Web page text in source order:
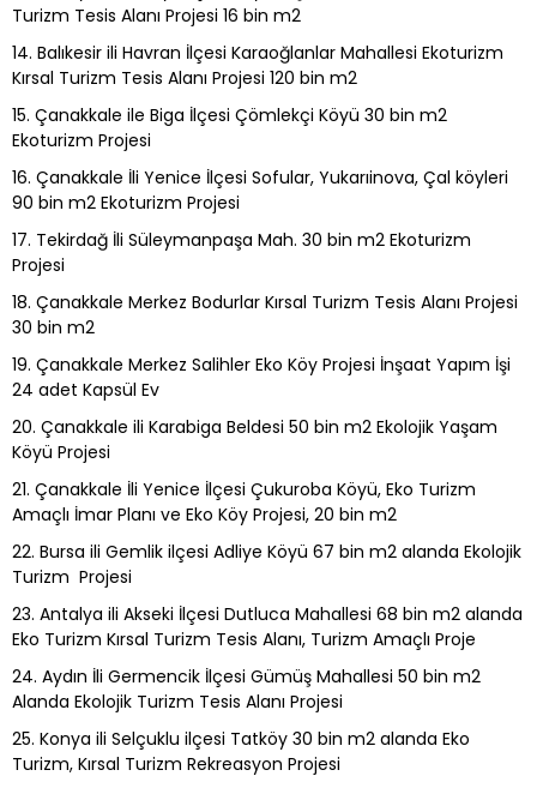
Turizm Tesis Alanı Projesi 16 bin m2
14. Balıkesir ili Havran İlçesi Karaoğlanlar Mahallesi Ekoturizm
Kırsal Turizm Tesis Alanı Projesi 120 bin m2
15. Çanakkale ile Biga İlçesi Çömlekçi Köyü 30 bin m2
Ekoturizm Projesi
16. Çanakkale İli Yenice İlçesi Sofular, Yukarıinova, Çal köyleri
90 bin m2 Ekoturizm Projesi
17. Tekirdağ İli Süleymanpaşa Mah. 30 bin m2 Ekoturizm
Projesi
18. Çanakkale Merkez Bodurlar Kırsal Turizm Tesis Alanı Projesi
30 bin m2
19. Çanakkale Merkez Salihler Eko Köy Projesi İnşaat Yapım İşi
24 adet Kapsül Ev
20. Çanakkale ili Karabiga Beldesi 50 bin m2 Ekolojik Yaşam
Köyü Projesi
21. Çanakkale İli Yenice İlçesi Çukuroba Köyü, Eko Turizm
Amaçlı İmar Planı ve Eko Köy Projesi, 20 bin m2
22. Bursa ili Gemlik ilçesi Adliye Köyü 67 bin m2 alanda Ekolojik
Turizm Projesi
23. Antalya ili Akseki İlçesi Dutluca Mahallesi 68 bin m2 alanda
Eko Turizm Kırsal Turizm Tesis Alanı, Turizm Amaçlı Proje
24. Aydın İli Germencik İlçesi Gümüş Mahallesi 50 bin m2
Alanda Ekolojik Turizm Tesis Alanı Projesi
25. Konya ili Selçuklu ilçesi Tatköy 30 bin m2 alanda Eko
Turizm, Kırsal Turizm Rekreasyon Projesi